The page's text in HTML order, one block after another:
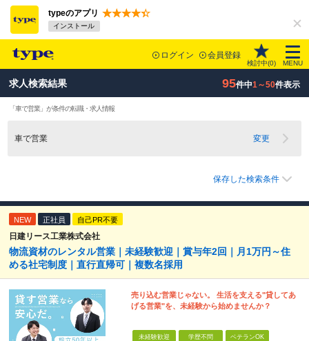
typeのアプリ
インストール
ログイン 会員登録
検討中(0) MENU
求人検索結果 95件中1～50件表示
「車で営業」が条件の転職・求人情報
車で営業 変更
保存した検索条件
NEW 正社員 自己PR不要
日建リース工業株式会社
物流資材のレンタル営業｜未経験歓迎｜賞与年2回｜月1万円～住
める社宅制度｜直行直帰可｜複数名採用
売り込む営業じゃない。 生活を支える"貸してあ
げる営業"を、未経験から始めませんか？
未経験歓迎 学歴不問 ベテランOK